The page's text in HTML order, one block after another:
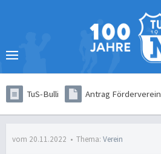
TuS-Bulli Antrag Förderverein
vom 20.11.2022 • Thema: Verein